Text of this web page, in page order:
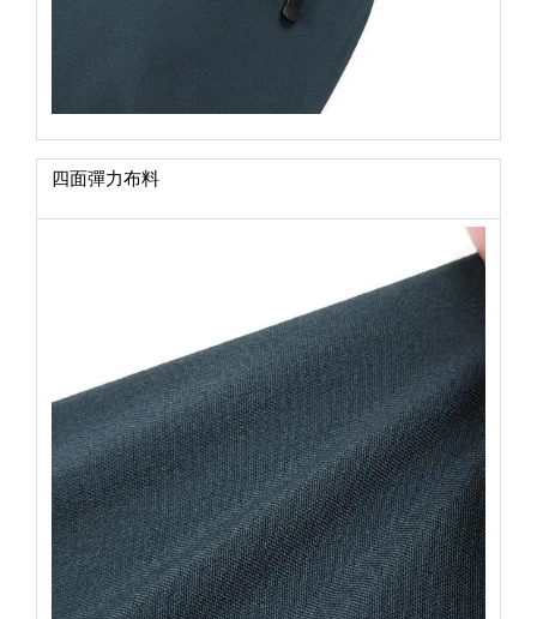
四面彈力布料